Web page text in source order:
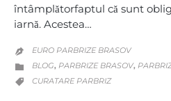
întâmplătorfaptul că sunt
iarnă. Acestea…
 EURO PARBRIZE BRASOV
 CATEGORY
BLOG, PARBRIZE BRASOV,
 CATEGORY
CURATARE PARBRIZ